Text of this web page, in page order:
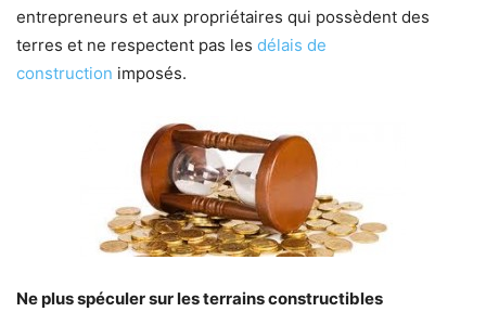
entrepreneurs et aux propriétaires qui possèdent des
terres et ne respectent pas les délais de
construction imposés.
Ne plus spéculer sur les terrains constructibles